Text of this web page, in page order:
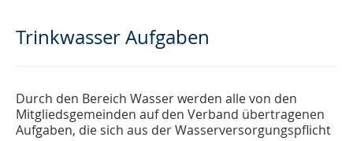
Trinkwasser Aufgaben
Durch den Bereich Wasser werden alle von den
Mitgliedsgemeinden auf den Verband übertragenen
Aufgaben, die sich aus der Wasserversorgungspflicht